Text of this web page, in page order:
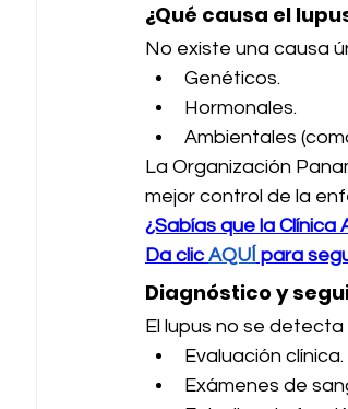
¿Qué causa el
No existe una causa
Genéticos.
Hormonales.
Ambientales
La Organización
mejor control de la
¿Sabías que la
Da clic AQUÍ para
Diagnóstico y
El lupus no se
Evaluación clínica.
Exámenes de